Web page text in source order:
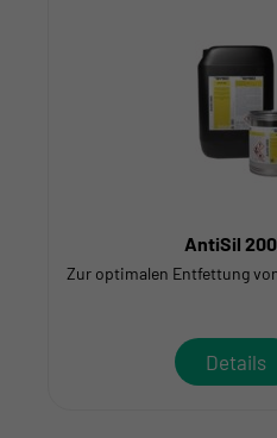
AntiSil
Zur optimalen Entfettung
Details